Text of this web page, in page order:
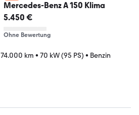
Mercedes-Benz A 150 Klima
5.450 €
Ohne Bewertung
74.000 km • 70 kW (95 PS) • Benzin